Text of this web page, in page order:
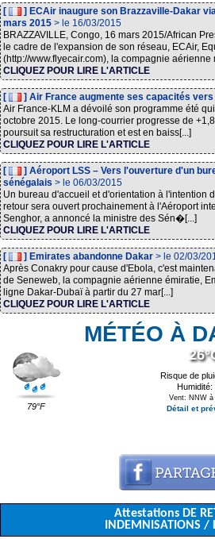
[
] ECAir inaugure son Brazzaville-Dakar
mars 2015 > le 16/03/2015
BRAZZAVILLE, Congo, 16 mars 2015/African
le cadre de l'expansion de son réseau, ECAir,
(http://www.flyecair.com), la compagnie aérienne
CLIQUEZ POUR LIRE L'ARTICLE
[ ] Air France augmente ses capacités
Air France-KLM a dévoilé son programme été
octobre 2015. Le long-courrier progresse de
poursuit sa restructuration et est en baiss[...]
CLIQUEZ POUR LIRE L'ARTICLE
[
] Aéroport LSS – Vers l'ouverture d'un
sénégalais > le 06/03/2015
Un bureau d'accueil et d'orientation à l'intention
retour sera ouvert prochainement à l'Aéroport
Senghor, a annoncé la ministre des Sén�[...]
CLIQUEZ POUR LIRE L'ARTICLE
[ ] Emirates abandonne Dakar > le 02/03/
Après Conakry pour cause d'Ebola, c'est
de Seneweb, la compagnie aérienne émiratie,
ligne Dakar-Dubaï à partir du 27 mar[...]
CLIQUEZ POUR LIRE L'ARTICLE
MÉTÉO À
79°F
Risque de
Humidité:
Vent: NNW à
Détail et
Attestations DE
INDEMNISATIONS /